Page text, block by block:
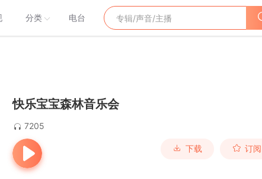
分类 电台
快乐宝宝森林音乐会
7205
下载 订阅